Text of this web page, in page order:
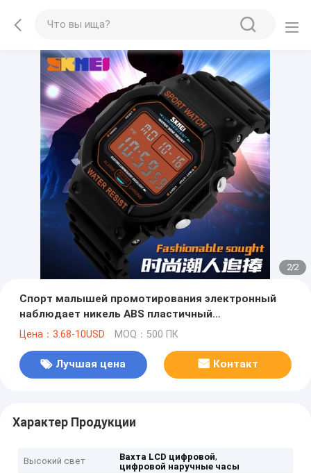
2/2
Спорт малышей промотирования электронный
наблюдает никель ABS пластичный
померанцовый свободный
Цена：3.68-10USD MOQ：500 ПК
Лучшая цена Контакт
Характер Продукции
Высокий свет Вахта LCD цифровой,
цифровой наручные часы